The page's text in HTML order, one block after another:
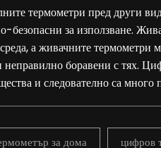
термометри пред други
безопасни за използване.
а живачните термометри
боравени с тях.
и следователно са много
за дома цифров